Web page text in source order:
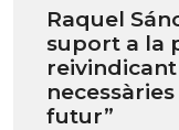
Raquel
suport a la
futur”